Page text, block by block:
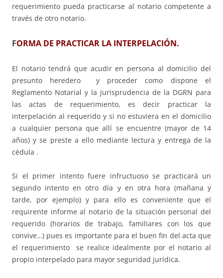
requerimiento pueda practicarse al notario competente a
través de otro notario.
FORMA DE PRACTICAR LA INTERPELACIÓN.
El notario tendrá que acudir en persona al domicilio del
presunto heredero y proceder como dispone el
Reglamento Notarial y la jurisprudencia de la DGRN para
las actas de requerimiento, es decir practicar la
interpelación al requerido y si no estuviera en el domicilio
a cualquier persona que allí se encuentre (mayor de 14
años) y se preste a ello mediante lectura y entrega de la
cédula .
Si el primer intento fuere infructuoso se practicará un
segundo intento en otro día y en otra hora (mañana y
tarde, por ejemplo) y para ello es conveniente que el
requirente informe al notario de la situación personal del
requerido (horarios de trabajo, familiares con los que
convive…) pues es importante para el buen fin del acta que
el requerimiento se realice idealmente por el notario al
propio interpelado para mayor seguridad jurídica.